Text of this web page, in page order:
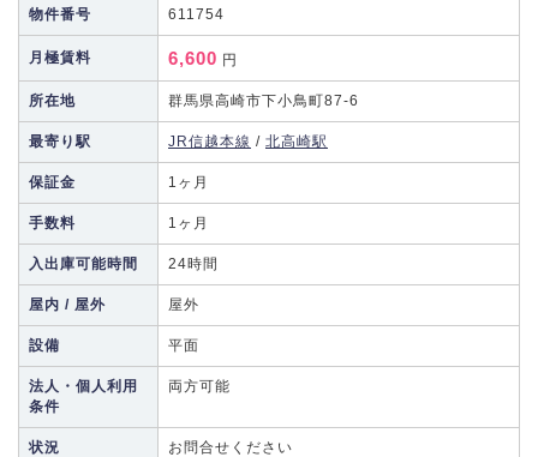
物件番号 611754
月極賃料 6,600 円
所在地 群馬県高崎市下小鳥町87-6
最寄り駅 JR信越本線 / 北高崎駅
保証金 1ヶ月
手数料 1ヶ月
入出庫可能時間 24時間
屋内 / 屋外 屋外
設備 平面
法人・個人利用
条件
両方可能
状況 お問合せください